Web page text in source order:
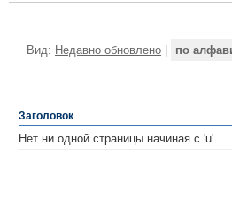
Вид: Недавно обновлено | по
Заголовок
Нет ни одной страницы начиная с 'u'.